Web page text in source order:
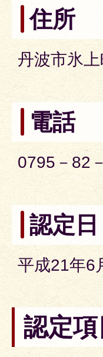
住所
丹波市氷
電話
0795－82
認定日
平成21年6
認定項